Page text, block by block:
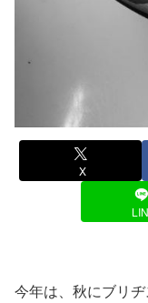
X
今年は、秋にブリ